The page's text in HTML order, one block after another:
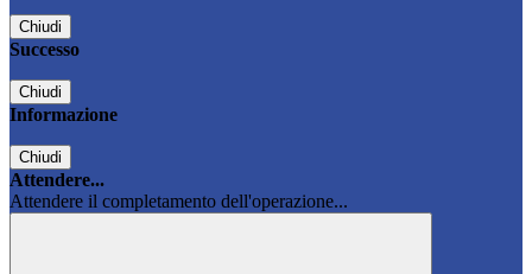
Chiudi
Successo
Chiudi
Informazione
Chiudi
Attendere...
Attendere il completamento dell'operazione...